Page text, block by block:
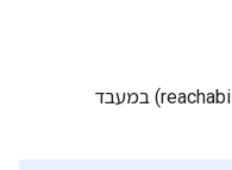
מפעילים את יכולת ההגעה (reachability) במעבד